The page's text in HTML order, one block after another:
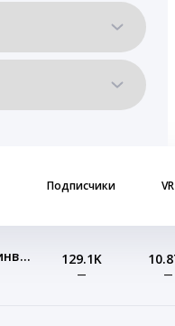
Подписчики VR
LAZY Investor про инвестиции и финансы
129.1K
— —